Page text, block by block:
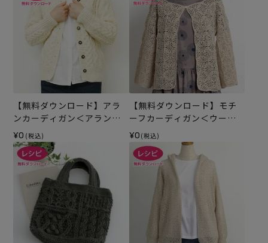
【無料ダウンロード】アラ
ンカーディガン＜アランウ
ール＞（レシピ）
¥0 (税込)
【無料ダウンロード】モチ
ーフカーディガン＜ウール
シェイプ＞（レシピ）
¥0 (税込)